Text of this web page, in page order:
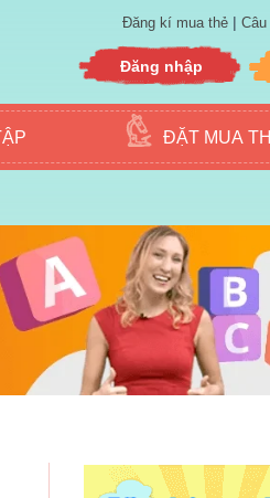
Đăng kí mua thẻ |
Đăng nhập
ĐẶT MUA